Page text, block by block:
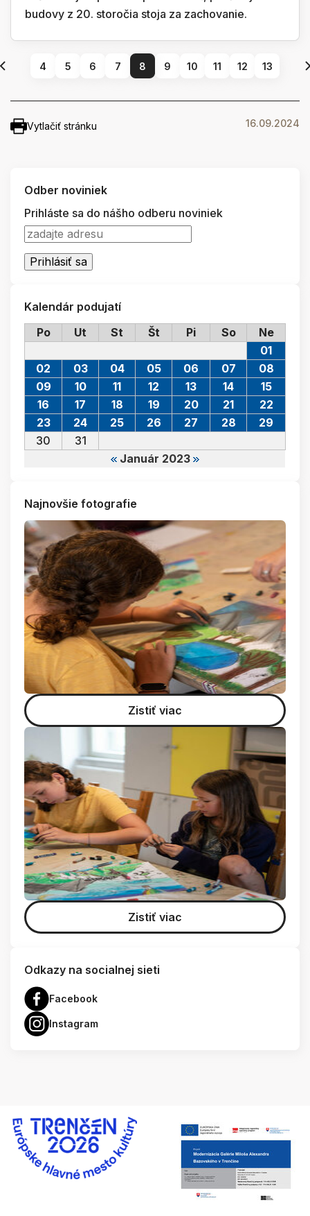
budovy z 20. storočia stoja za zachovanie.
4 5 6 7 8 9 10 11 12 13
Vytlačiť stránku 16.09.2024
Odber noviniek
Prihláste sa do nášho odberu noviniek
Kalendár podujatí
Po
Ut St Št Pi So Ne
Január 2023
01
02
03 04 05 06 07
08
09
10 11 12 13 14
15
16
17 18 19 20 21
22
23
24 25 26 27 28
29
30
31
Najnovšie fotografie
Zistiť viac
Zistiť viac
Odkazy na socialnej sieti
Facebook
Instagram